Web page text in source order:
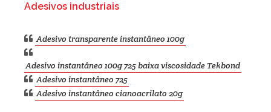
Adesivos industriais
Adesivo transparente instantâneo 100g
Adesivo instantâneo 100g 725 baixa viscosidade Tekbond
Adesivo instantâneo 725
Adesivo instantâneo cianoacrilato 20g